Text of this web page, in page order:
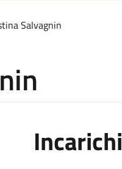
Salvagnin
Incarichi